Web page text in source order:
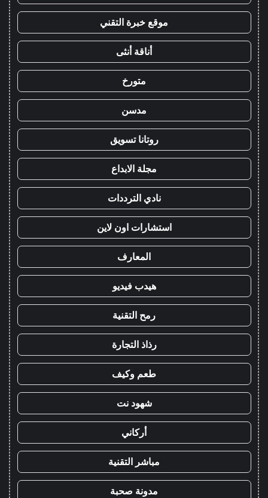
موقع خبرة التقني
أناقة أنثى
متورخ
مدسن
روتانا تسويق
مجلة الابداع
نادي الترددات
استشارات اون لاين
المعارف
هيدب فيديو
رمح التقنية
رذاذ التجارة
طعم وكيف
شهود نت
أركاني
مباشر التقنية
مدونة صحبة